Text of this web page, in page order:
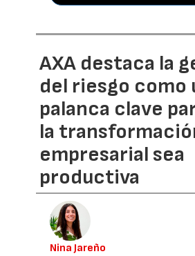
AXA destaca la
del riesgo como
palanca clave
la
empresarial sea
productiva
Nina Jareño